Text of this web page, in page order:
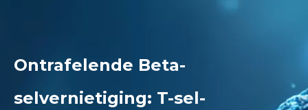
Ontrafelende Beta-
selvernietiging: T-sel-